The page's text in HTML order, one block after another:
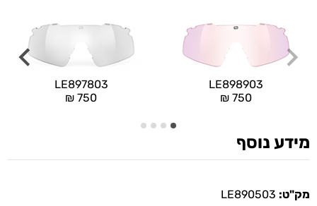
LE898903
₪ 750
LE897803
₪ 750
מידע נוסף
מק"ט: